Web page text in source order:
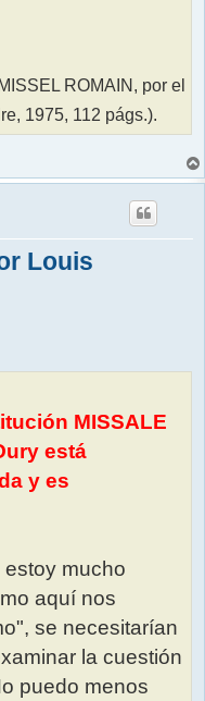
ROMAIN, por el
1975, 112 págs.).
Louis
MISSALE
está
y es
mucho
aquí nos
se necesitarían
la cuestión
puedo menos